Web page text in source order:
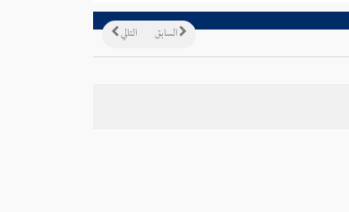
التالي السابق